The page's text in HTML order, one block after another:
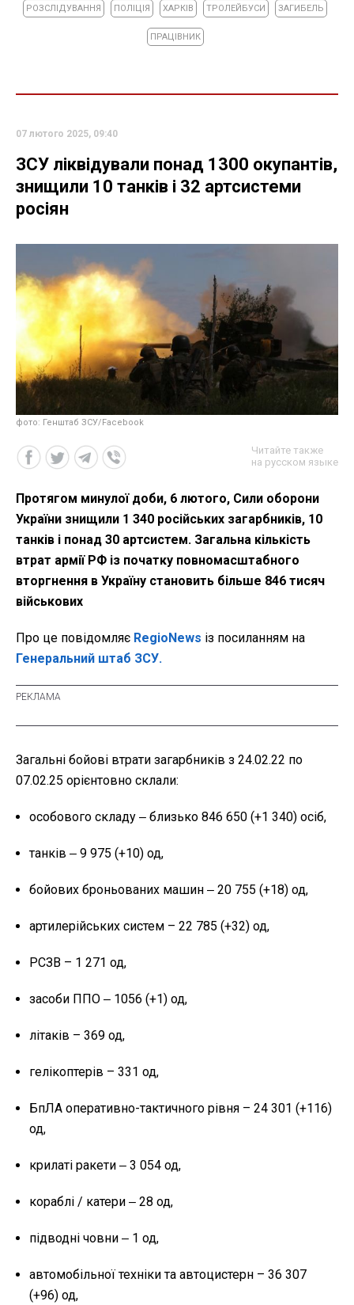
РОЗСЛІДУВАННЯ ПОЛІЦІЯ ХАРКІВ ТРОЛЕЙБУСИ ЗАГИБЕЛЬ
ПРАЦІВНИК
07 лютого 2025, 09:40
ЗСУ ліквідували понад 1300 окупантів,
знищили 10 танків і 32 артсистеми
росіян
фото: Генштаб ЗСУ/Facebook
Читайте также
на русском языке
Протягом минулої доби, 6 лютого, Сили оборони
України знищили 1 340 російських загарбників, 10
танків і понад 30 артсистем. Загальна кількість
втрат армії РФ із початку повномасштабного
вторгнення в Україну становить більше 846 тисяч
військових
Про це повідомляє RegioNews із посиланням на
Генеральний штаб ЗСУ.
Загальні бойові втрати загарбників з 24.02.22 по
07.02.25 орієнтовно склали:
особового складу ‒ близько 846 650 (+1 340) осіб,
танків ‒ 9 975 (+10) од,
бойових броньованих машин ‒ 20 755 (+18) од,
артилерійських систем – 22 785 (+32) од,
РСЗВ – 1 271 од,
засоби ППО ‒ 1056 (+1) од,
літаків – 369 од,
гелікоптерів – 331 од,
БпЛА оперативно-тактичного рівня – 24 301 (+116)
од,
крилаті ракети ‒ 3 054 од,
кораблі / катери ‒ 28 од,
підводні човни ‒ 1 од,
автомобільної техніки та автоцистерн – 36 307
(+96) од,